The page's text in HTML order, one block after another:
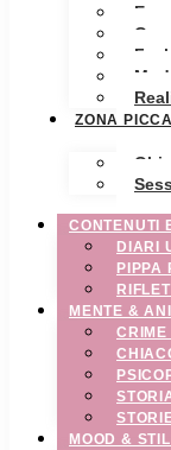
ZONA
CONTENUTI
DIARI
PIPPA
MENTE &
CRIME
MOOD &